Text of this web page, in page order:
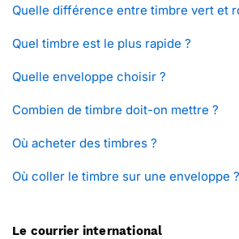
Quelle différence entre timbre vert et
Quel timbre est le plus rapide ?
Quelle enveloppe choisir ?
Combien de timbre doit-on mettre ?
Où acheter des timbres ?
Où coller le timbre sur une enveloppe ?
Le courrier international